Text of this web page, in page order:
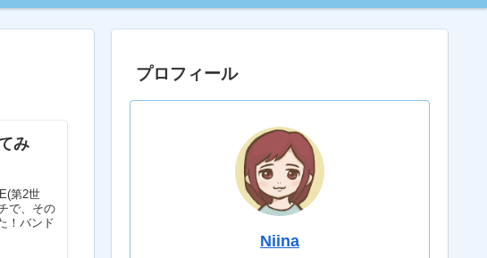
み
第2世
で、その
！バンド
プロフィール
Niina